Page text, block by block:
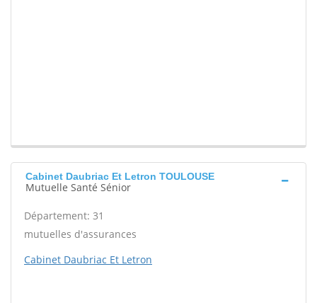
Cabinet Daubriac Et Letron TOULOUSE
Mutuelle Santé Sénior
Département: 31
mutuelles d'assurances
Cabinet Daubriac Et Letron